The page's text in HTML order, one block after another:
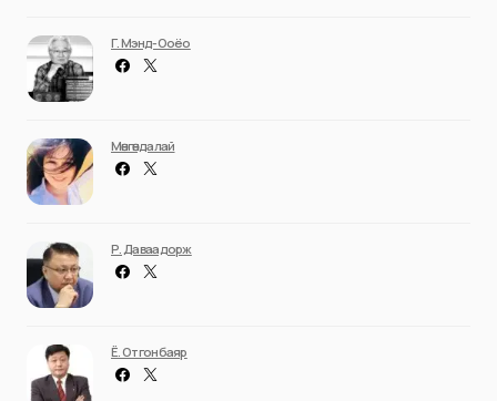
Г. Мэнд-Ооёо
Мөнгөндалай
Р. Даваадорж
Ё. Отгонбаяр